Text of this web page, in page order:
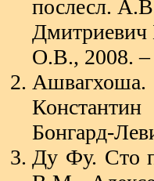
послесл.
Дмитриевич
О.В., 2008. –
Бонгард-
Ду Фу. Сто